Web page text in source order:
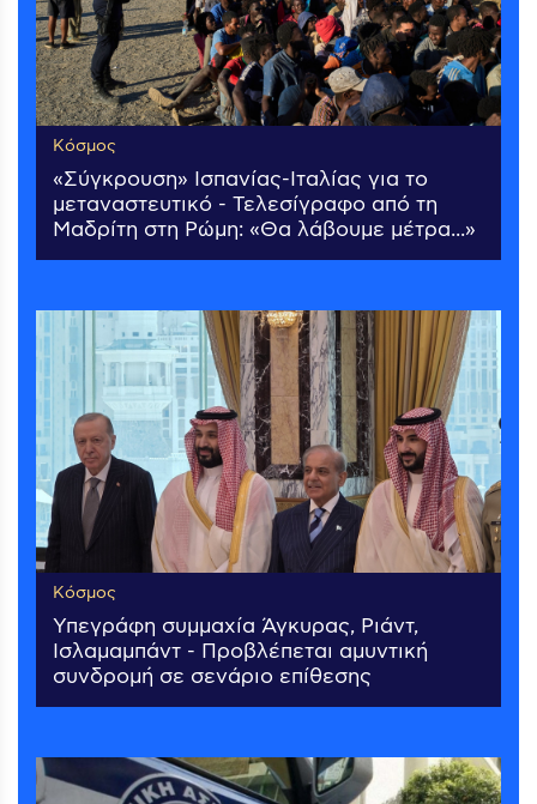
Κόσμος
«Σύγκρουση» Ισπανίας-Ιταλίας για το
μεταναστευτικό - Τελεσίγραφο από τη
Μαδρίτη στη Ρώμη: «Θα λάβουμε μέτρα...»
Κόσμος
Υπεγράφη συμμαχία Άγκυρας, Ριάντ,
Ισλαμαμπάντ - Προβλέπεται αμυντική
συνδρομή σε σενάριο επίθεσης